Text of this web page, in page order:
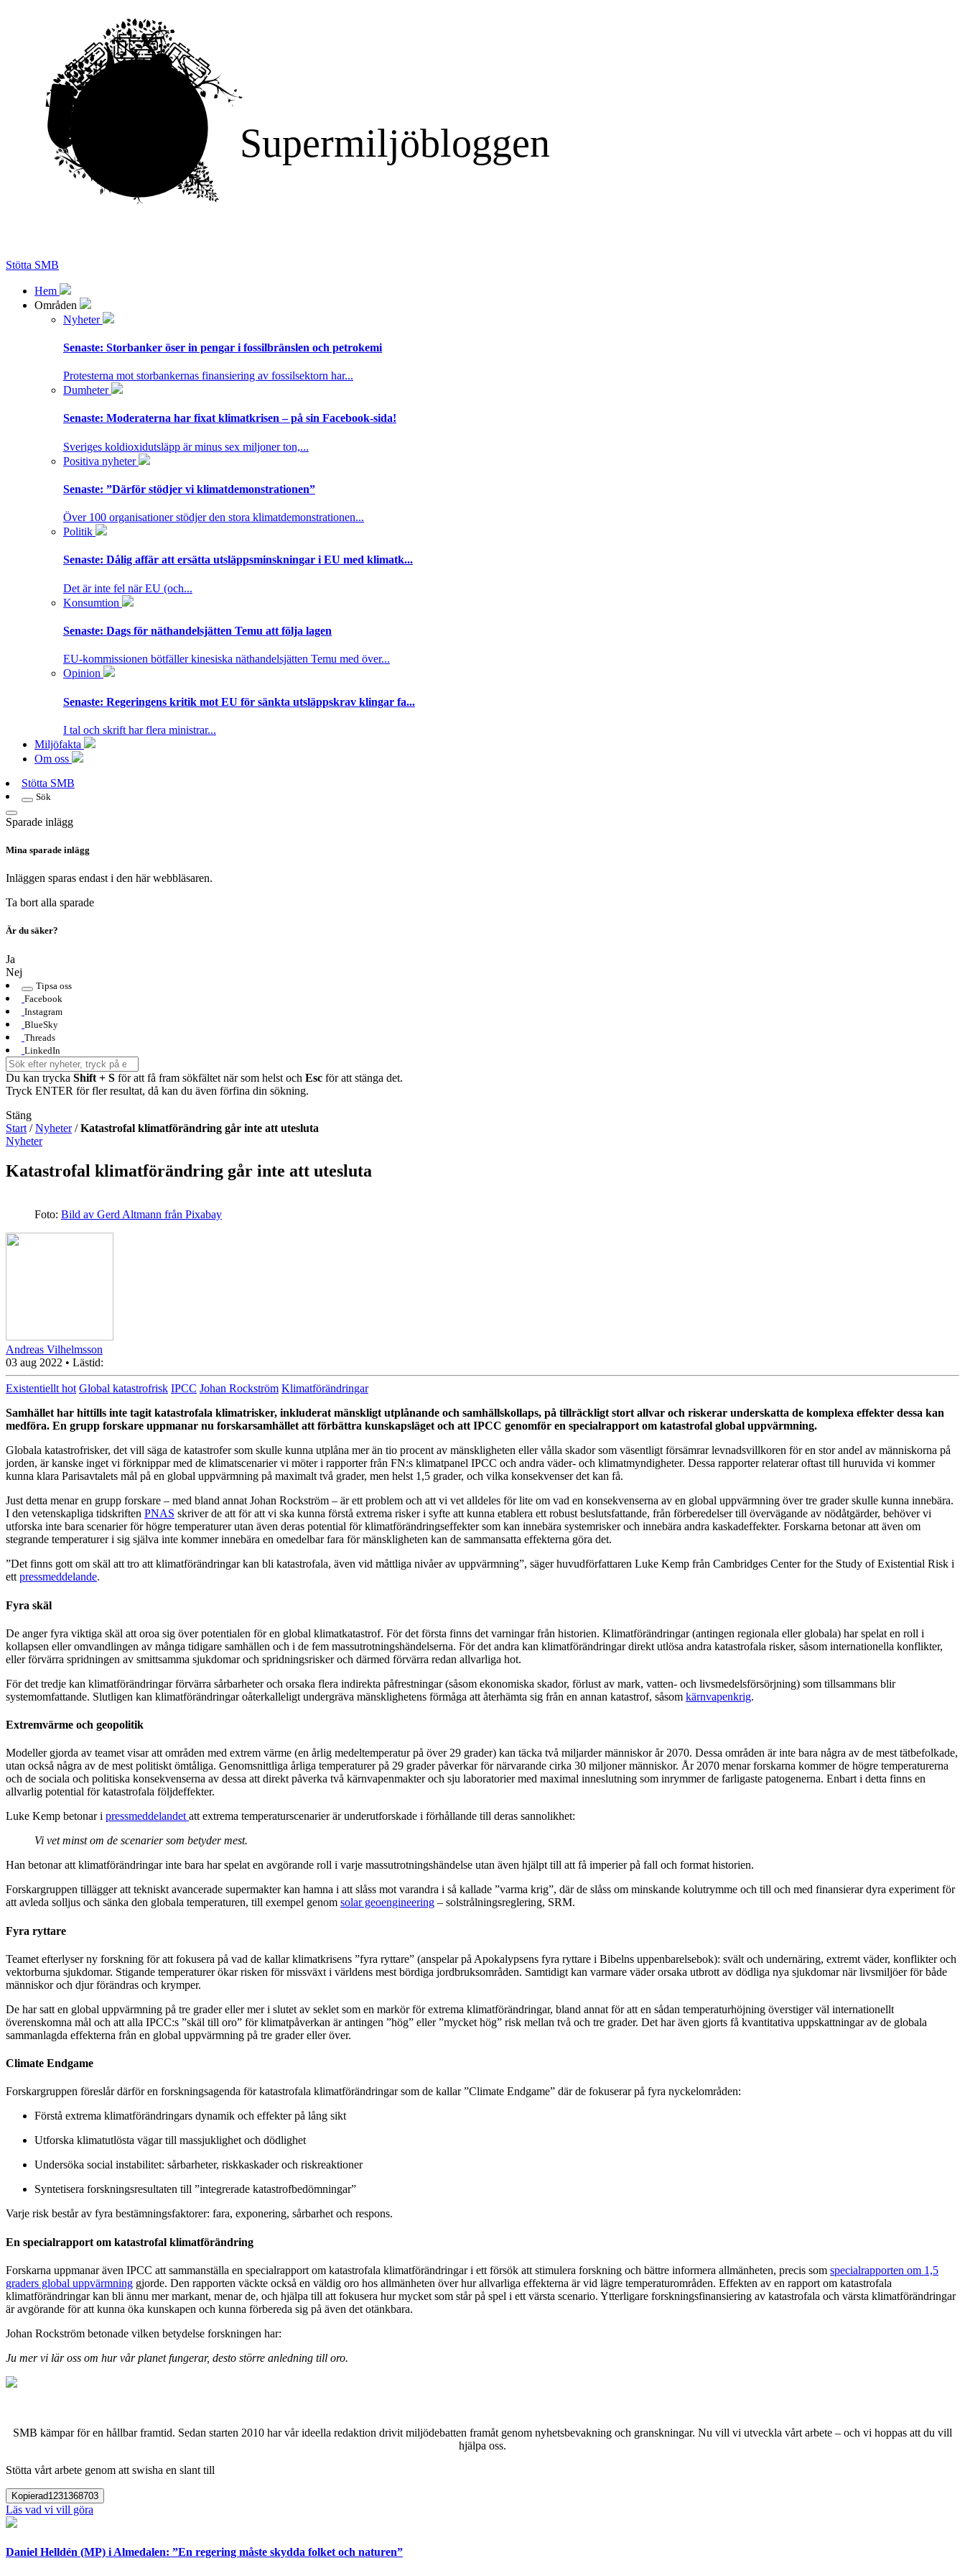
Supermiljöbloggen
Stötta SMB
Hem
Områden
Nyheter
Senaste: Storbanker öser in pengar i fossilbränslen och petrokemi
Protesterna mot storbankernas finansiering av fossilsektorn har...
Dumheter
Senaste: Moderaterna har fixat klimatkrisen – på sin Facebook-sida!
Sveriges koldioxidutsläpp är minus sex miljoner ton,...
Positiva nyheter
Senaste: ”Därför stödjer vi klimatdemonstrationen”
Över 100 organisationer stödjer den stora klimatdemonstrationen...
Politik
Senaste: Dålig affär att ersätta utsläppsminskningar i EU med klimatk...
Det är inte fel när EU (och...
Konsumtion
Senaste: Dags för näthandelsjätten Temu att följa lagen
EU-kommissionen bötfäller kinesiska näthandelsjätten Temu med över...
Opinion
Senaste: Regeringens kritik mot EU för sänkta utsläppskrav klingar fa...
I tal och skrift har flera ministrar...
Miljöfakta
Om oss
Stötta SMB
Sök
Sparade inlägg
Mina sparade inlägg
Inläggen sparas endast i den här webbläsaren.
Ta bort alla sparade
Är du säker?
Ja
Nej
Tipsa oss
Facebook
Instagram
BlueSky
Threads
LinkedIn
Du kan trycka Shift + S för att få fram sökfältet när som helst och Esc för att stänga det.
Tryck ENTER för fler resultat, då kan du även förfina din sökning.
Stäng
Start /Nyheter/Katastrofal klimatförändring går inte att utesluta
Nyheter
Katastrofal klimatförändring går inte att utesluta
Foto: Bild av Gerd Altmann från Pixabay
Andreas Vilhelmsson
03 aug 2022 • Lästid:
Existentiellt hot Global katastrofrisk IPCC Johan Rockström Klimatförändringar
Samhället har hittills inte tagit katastrofala klimatrisker, inkluderat mänskligt utplånande och samhällskollaps, på tillräckligt stort allvar och riskerar underskatta de komplexa effekter dessa kan
medföra. En grupp forskare uppmanar nu forskarsamhället att förbättra kunskapsläget och att IPCC genomför en specialrapport om katastrofal global uppvärmning.
Globala katastrofrisker, det vill säga de katastrofer som skulle kunna utplåna mer än tio procent av mänskligheten eller vålla skador som väsentligt försämrar levnadsvillkoren för en stor andel av människorna på
jorden, är kanske inget vi förknippar med de klimatscenarier vi möter i rapporter från FN:s klimatpanel IPCC och andra väder- och klimatmyndigheter. Dessa rapporter relaterar oftast till huruvida vi kommer
kunna klara Parisavtalets mål på en global uppvärmning på maximalt två grader, men helst 1,5 grader, och vilka konsekvenser det kan få.
Just detta menar en grupp forskare – med bland annat Johan Rockström – är ett problem och att vi vet alldeles för lite om vad en konsekvenserna av en global uppvärmning över tre grader skulle kunna innebära.
I den vetenskapliga tidskriften PNAS skriver de att för att vi ska kunna förstå extrema risker i syfte att kunna etablera ett robust beslutsfattande, från förberedelser till övervägande av nödåtgärder, behöver vi
utforska inte bara scenarier för högre temperaturer utan även deras potential för klimatförändringseffekter som kan innebära systemrisker och innebära andra kaskadeffekter. Forskarna betonar att även om
stegrande temperaturer i sig själva inte kommer innebära en omedelbar fara för mänskligheten kan de sammansatta effekterna göra det.
”Det finns gott om skäl att tro att klimatförändringar kan bli katastrofala, även vid måttliga nivåer av uppvärmning”, säger huvudförfattaren Luke Kemp från Cambridges Center for the Study of Existential Risk i
ett pressmeddelande.
Fyra skäl
De anger fyra viktiga skäl att oroa sig över potentialen för en global klimatkatastrof. För det första finns det varningar från historien. Klimatförändringar (antingen regionala eller globala) har spelat en roll i
kollapsen eller omvandlingen av många tidigare samhällen och i de fem massutrotningshändelserna. För det andra kan klimatförändringar direkt utlösa andra katastrofala risker, såsom internationella konflikter,
eller förvärra spridningen av smittsamma sjukdomar och spridningsrisker och därmed förvärra redan allvarliga hot.
För det tredje kan klimatförändringar förvärra sårbarheter och orsaka flera indirekta påfrestningar (såsom ekonomiska skador, förlust av mark, vatten- och livsmedelsförsörjning) som tillsammans blir
systemomfattande. Slutligen kan klimatförändringar oåterkalleligt undergräva mänsklighetens förmåga att återhämta sig från en annan katastrof, såsom kärnvapenkrig.
Extremvärme och geopolitik
Modeller gjorda av teamet visar att områden med extrem värme (en årlig medeltemperatur på över 29 grader) kan täcka två miljarder människor år 2070. Dessa områden är inte bara några av de mest tätbefolkade,
utan också några av de mest politiskt ömtåliga. Genomsnittliga årliga temperaturer på 29 grader påverkar för närvarande cirka 30 miljoner människor. År 2070 menar forskarna kommer de högre temperaturerna
och de sociala och politiska konsekvenserna av dessa att direkt påverka två kärnvapenmakter och sju laboratorier med maximal inneslutning som inrymmer de farligaste patogenerna. Enbart i detta finns en
allvarlig potential för katastrofala följdeffekter.
Luke Kemp betonar i pressmeddelandet att extrema temperaturscenarier är underutforskade i förhållande till deras sannolikhet:
Vi vet minst om de scenarier som betyder mest.
Han betonar att klimatförändringar inte bara har spelat en avgörande roll i varje massutrotningshändelse utan även hjälpt till att få imperier på fall och format historien.
Forskargruppen tillägger att tekniskt avancerade supermakter kan hamna i att slåss mot varandra i så kallade ”varma krig”, där de slåss om minskande kolutrymme och till och med finansierar dyra experiment för
att avleda solljus och sänka den globala temperaturen, till exempel genom solar geoengineering – solstrålningsreglering, SRM.
Fyra ryttare
Teamet efterlyser ny forskning för att fokusera på vad de kallar klimatkrisens ”fyra ryttare” (anspelar på Apokalypsens fyra ryttare i Bibelns uppenbarelsebok): svält och undernäring, extremt väder, konflikter och
vektorburna sjukdomar. Stigande temperaturer ökar risken för missväxt i världens mest bördiga jordbruksområden. Samtidigt kan varmare väder orsaka utbrott av dödliga nya sjukdomar när livsmiljöer för både
människor och djur förändras och krymper.
De har satt en global uppvärmning på tre grader eller mer i slutet av seklet som en markör för extrema klimatförändringar, bland annat för att en sådan temperaturhöjning överstiger väl internationellt
överenskomna mål och att alla IPCC:s ”skäl till oro” för klimatpåverkan är antingen ”hög” eller ”mycket hög” risk mellan två och tre grader. Det har även gjorts få kvantitativa uppskattningar av de globala
sammanlagda effekterna från en global uppvärmning på tre grader eller över.
Climate Endgame
Forskargruppen föreslår därför en forskningsagenda för katastrofala klimatförändringar som de kallar ”Climate Endgame” där de fokuserar på fyra nyckelområden:
Förstå extrema klimatförändringars dynamik och effekter på lång sikt
Utforska klimatutlösta vägar till massjuklighet och dödlighet
Undersöka social instabilitet: sårbarheter, riskkaskader och riskreaktioner
Syntetisera forskningsresultaten till ”integrerade katastrofbedömningar”
Varje risk består av fyra bestämningsfaktorer: fara, exponering, sårbarhet och respons.
En specialrapport om katastrofal klimatförändring
Forskarna uppmanar även IPCC att sammanställa en specialrapport om katastrofala klimatförändringar i ett försök att stimulera forskning och bättre informera allmänheten, precis som specialrapporten om 1,5
graders global uppvärmning gjorde. Den rapporten väckte också en väldig oro hos allmänheten över hur allvarliga effekterna är vid lägre temperaturområden. Effekten av en rapport om katastrofala
klimatförändringar kan bli ännu mer markant, menar de, och hjälpa till att fokusera hur mycket som står på spel i ett värsta scenario. Ytterligare forskningsfinansiering av katastrofala och värsta klimatförändringar
är avgörande för att kunna öka kunskapen och kunna förbereda sig på även det otänkbara.
Johan Rockström betonade vilken betydelse forskningen har:
Ju mer vi lär oss om hur vår planet fungerar, desto större anledning till oro.
SMB kämpar för en hållbar framtid. Sedan starten 2010 har vår ideella redaktion drivit miljödebatten framåt genom nyhetsbevakning och granskningar. Nu vill vi utveckla vårt arbete – och vi hoppas att du vill
hjälpa oss.
Stötta vårt arbete genom att swisha en slant till
Kopierad1231368703
Läs vad vi vill göra
Daniel Helldén (MP) i Almedalen: ”En regering måste skydda folket och naturen”